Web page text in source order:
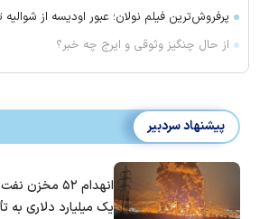
پرفروش‌ترین فیلم نولان؛ عبور اودیسه از شوالیه
از حال چنگیز وثوقی و ایرج چه خبر؟
پیشنهاد سردبیر
انهدام ۵۲
یک میلیارد دلاری به